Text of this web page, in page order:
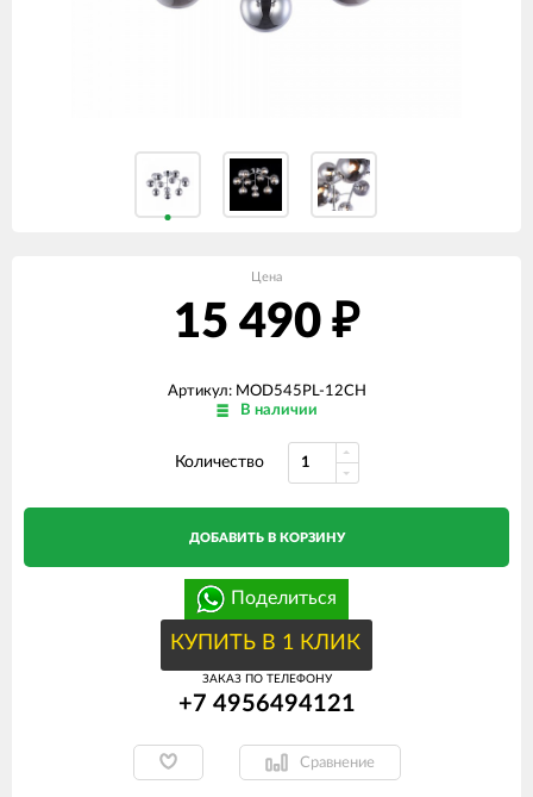
Цена
15 490 ₽
Артикул: MOD545PL-12CH
В наличии
Количество
ДОБАВИТЬ В КОРЗИНУ
Поделиться
КУПИТЬ В 1 КЛИК
ЗАКАЗ ПО ТЕЛЕФОНУ
+7 4956494121
Сравнение